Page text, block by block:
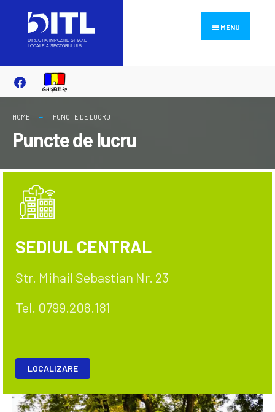
MENU
HOME PUNCTE DE LUCRU
Puncte de lucru
SEDIUL CENTRAL
Str. Mihail Sebastian Nr. 23
Tel. 0799.208.181
LOCALIZARE